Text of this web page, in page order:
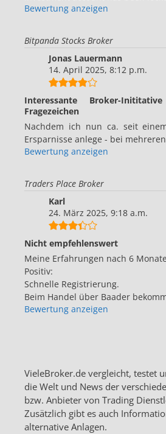
Bewertung anzeigen
Bitpanda Stocks Broker
Jonas Lauermann
14. April 2025, 8:12 p.m.
Interessante Broker-
Fragezeichen
Nachdem ich nun ca. seit
Ersparnisse anlege - bei
Bewertung anzeigen
Traders Place Broker
Karl
24. März 2025, 9:18 a.m.
Nicht empfehlenswert
Meine Erfahrungen nach 6
Positiv:
Schnelle Registrierung.
Beim Handel über Baader
Bewertung anzeigen
VieleBroker.de vergleicht, testet
die Welt und News der
bzw. Anbieter von Trading
Zusätzlich gibt es auch
alternative Anlagen.